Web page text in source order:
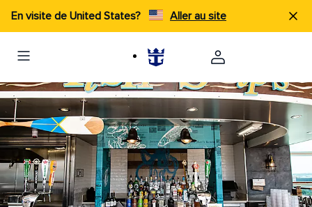
En visite de United States? Aller au site